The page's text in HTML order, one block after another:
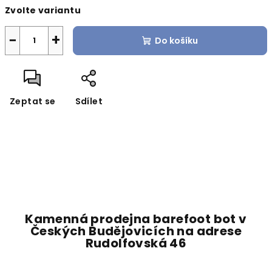
cena:
Zvolte variantu
+
− Do košíku
Zeptat se Sdílet
Kamenná prodejna barefoot bot v
Českých Budějovicích na adrese
Rudolfovská 46